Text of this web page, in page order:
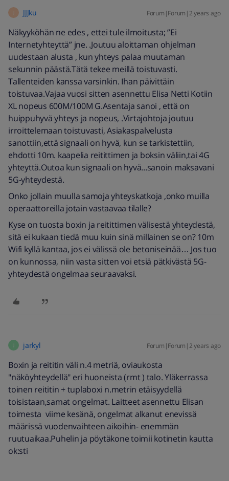
JJJku Forum|Forum|2 years ago
Näkyyköhän ne edes , ettei tule ilmoitusta; ”Ei
Internetyhteyttä” jne. .Joutuu aloittaman ohjelman
uudestaan alusta , kun yhteys palaa muutaman
sekunnin päästä.Tätä tekee meillä toistuvasti.
Tallenteiden kanssa varsinkin. Ihan päivittäin
toistuvaa.Vajaa vuosi sitten asennettu Elisa Netti Kotiin
XL nopeus 600M/100M G.Asentaja sanoi , että on
huippuhyvä yhteys ja nopeus, .Virtajohtoja joutuu
irroittelemaan toistuvasti, Asiakaspalvelusta
sanottiin,että signaali on hyvä, kun se tarkistettiin,
ehdotti 10m. kaapelia reitittimen ja boksin väliin,tai 4G
yhteyttä.Outoa kun signaali on hyvä...sanoin maksavani
5G-yhteydestä.
Onko jollain muulla samoja yhteyskatkoja ,onko muilla
operaattoreilla jotain vastaavaa tilalle?
Kyse on tuosta boxin ja reitittimen välisestä yhteydestä,
sitä ei kukaan tiedä muu kuin sinä millainen se on? 10m
Wifi kyllä kantaa, jos ei välissä ole betoniseinää… Jos tuo
on kunnossa, niin vasta sitten voi etsiä pätkivästä 5G-
yhteydestä ongelmaa seuraavaksi.
jarkyl Forum|Forum|2 years ago
Boxin ja reititin väli n.4 metriä, oviaukosta
"näköyhteydellä" eri huoneista (rmt ) talo. Yläkerrassa
toinen reititin + tuplaboxi n.metrin etäisyydellä
toisistaan,samat ongelmat. Laitteet asennettu Elisan
toimesta viime kesänä, ongelmat alkanut enevissä
määrissä vuodenvaihteen aikoihin- enemmän
ruutuaikaa.Puhelin ja pöytäkone toimii kotinetin kautta
ok:sti